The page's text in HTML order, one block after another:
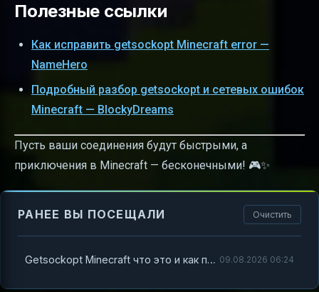
Полезные ссылки
Как исправить getsockopt Minecraft error —
NameHero
Подробный разбор getsockopt и сетевых ошибок
Minecraft — BlockyDreams
Пусть ваши соединения будут быстрыми, а
приключения в Minecraft — бесконечными! 🎮✨
РАНЕЕ ВЫ ПОСЕЩАЛИ Очистить
Getsockopt Minecraft что это и как победить ошибку соединения 09.08.2026 06:24